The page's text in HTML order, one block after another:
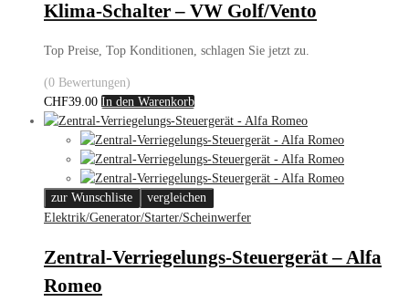
Klima-Schalter – VW Golf/Vento
Top Preise, Top Konditionen, schlagen Sie jetzt zu.
(0 Bewertungen)
CHF39.00 In den Warenkorb
zur Wunschliste
vergleichen
Elektrik/Generator/Starter/Scheinwerfer
Zentral-Verriegelungs-Steuergerät – Alfa
Romeo